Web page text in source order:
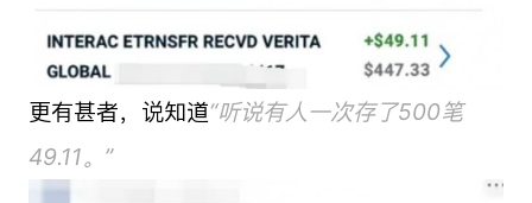
更有甚者，说知道“听说有人一次存了500笔
49.11。”